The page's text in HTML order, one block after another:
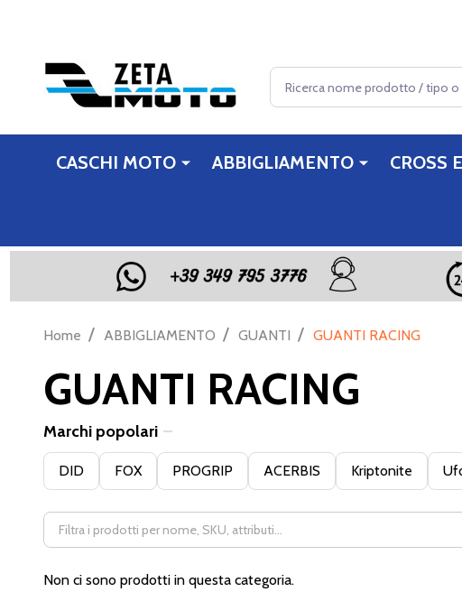
CASCHI MOTO ABBIGLIAMENTO CROSS
Home / ABBIGLIAMENTO / GUANTI / GUANTI RACING
GUANTI RACING
Filter
By
Marchi popolari
DID FOX PROGRIP ACERBIS Kriptonite
Non ci sono prodotti in questa categoria.